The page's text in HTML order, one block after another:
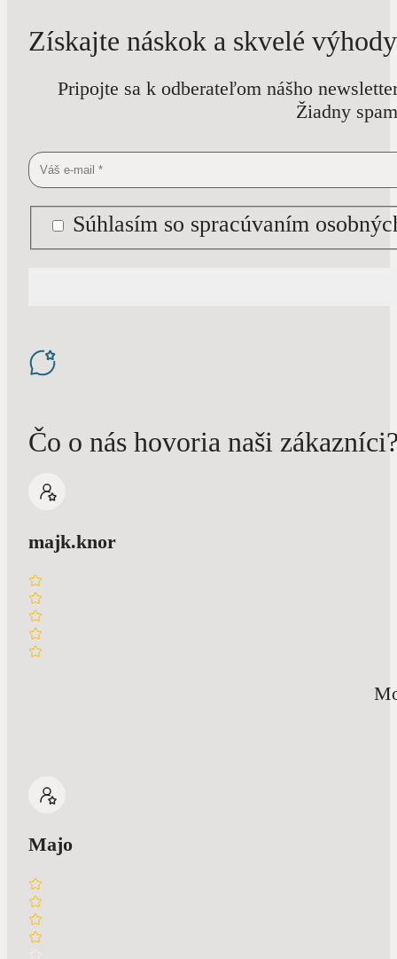
Získajte náskok a skvelé
Pripojte sa k odberateľom nášho
Žiadny
Súhlasím so spracúvaním
Čo o nás hovoria naši
majk.knor
Majo